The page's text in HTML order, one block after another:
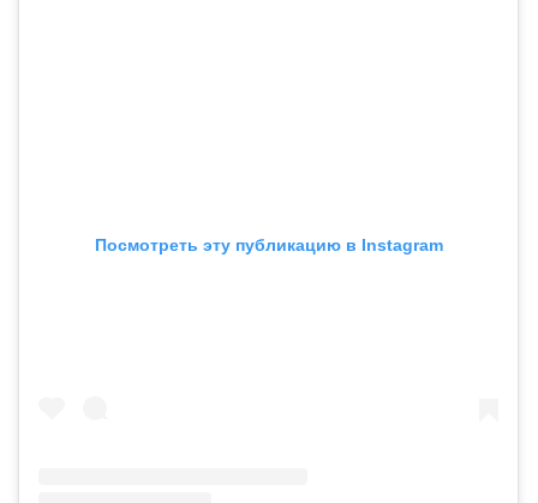
Посмотреть эту публикацию в Instagram